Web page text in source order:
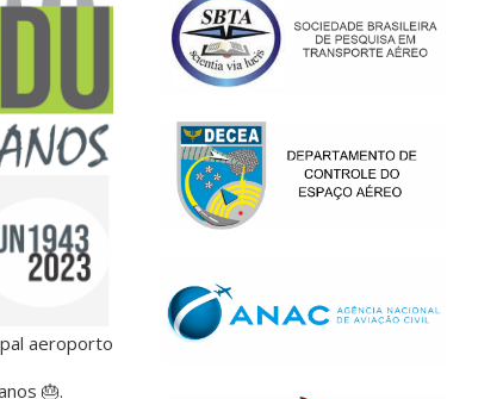
aeroporto
🎂.